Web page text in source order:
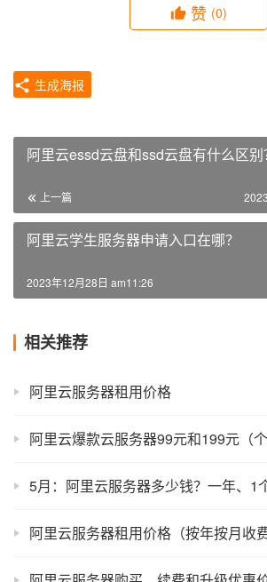
赞 (0)
生成海报
阿里云essd云盘和ssd云盘有什么区别
上一篇
阿里云学生服务器申请入口在哪？
2023年12月28日 am11:26
相关推荐
阿里云服务器租用价格
阿里云服务器租用价格（按年按月收费